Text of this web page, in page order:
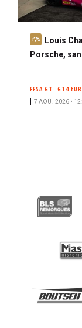
A
b
Louis
Porsche,
FFSA GT GT4
7 AOÛ. 2026 •